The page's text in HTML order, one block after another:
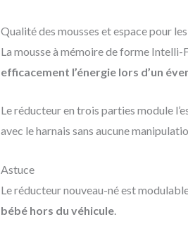
Qualité des mousses et espace pour
La mousse à mémoire de forme
efficacement l’énergie lors d’un
Le réducteur en trois parties module
avec le harnais sans aucune
Astuce
Le réducteur nouveau-né est
bébé hors du véhicule.